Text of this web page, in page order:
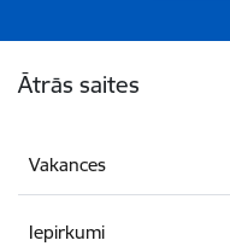
Ātrās saites
Vakances
Iepirkumi